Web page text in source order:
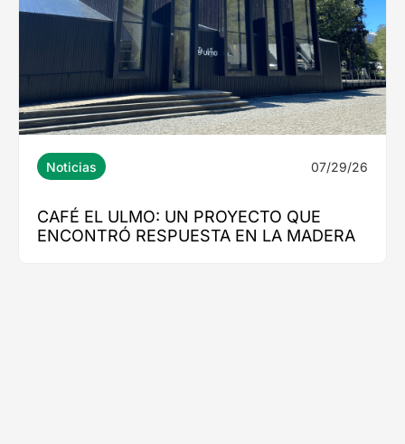
Noticias 07/29/26
CAFÉ EL ULMO: UN PROYECTO QUE
ENCONTRÓ RESPUESTA EN LA MADERA